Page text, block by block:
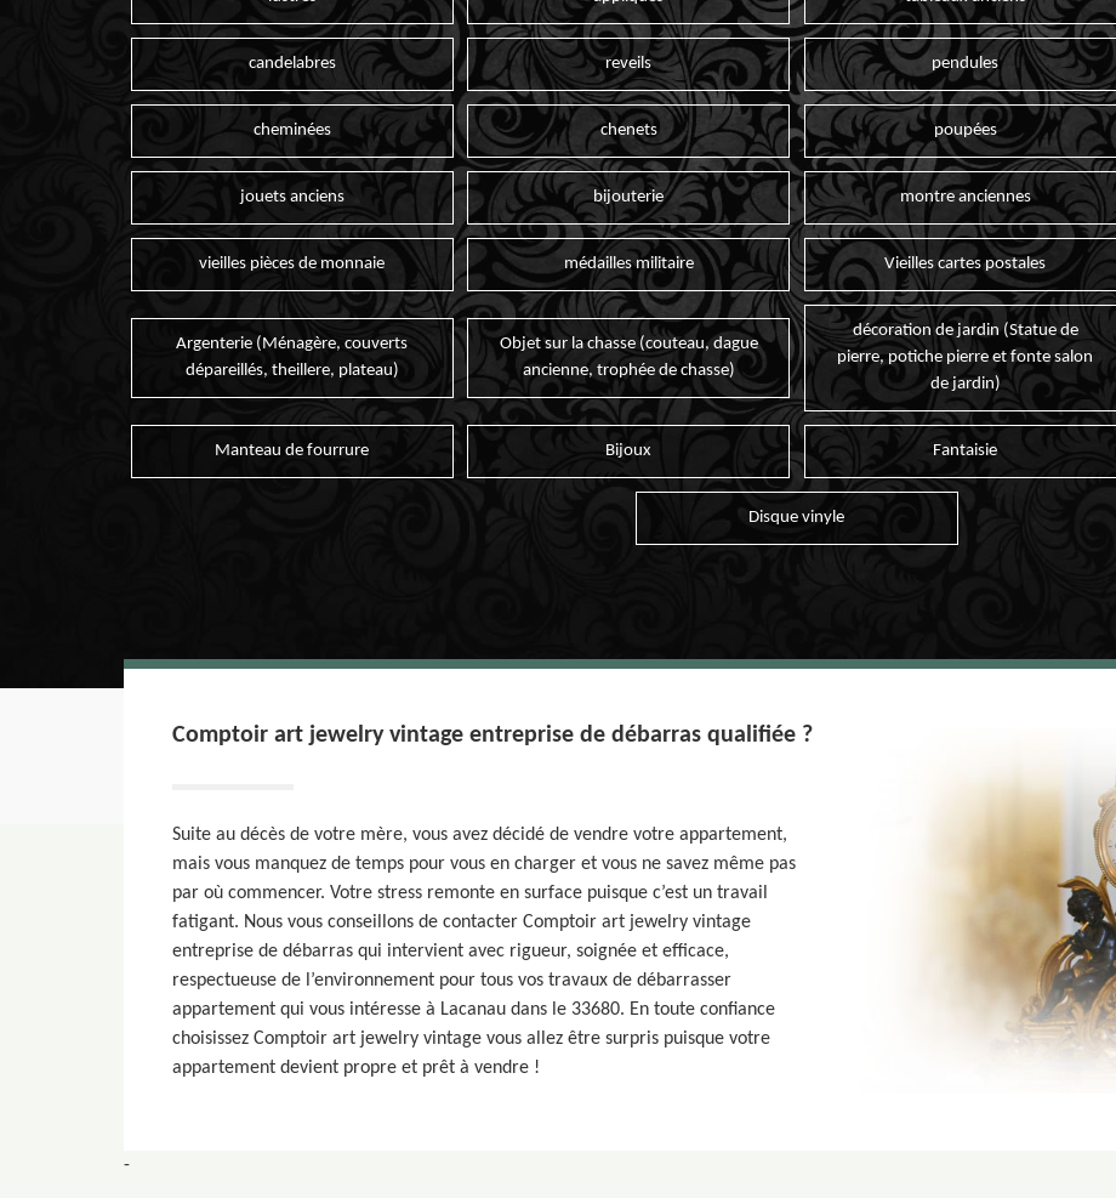
candelabres reveils pendules
cheminées chenets poupées
jouets anciens bijouterie montre anciennes
vieilles pièces de monnaie médailles militaire Vieilles cartes postales
Argenterie (Ménagère, couverts
dépareillés, theillere, plateau)
Objet sur la chasse (couteau, dague
ancienne, trophée de chasse)
décoration de jardin (Statue de
pierre, potiche pierre et fonte salon
de jardin)
Manteau de fourrure Bijoux Fantaisie
Disque vinyle
Comptoir art jewelry vintage entreprise de débarras qualifiée ?
Suite au décès de votre mère, vous avez décidé de vendre votre appartement,
mais vous manquez de temps pour vous en charger et vous ne savez même pas
par où commencer. Votre stress remonte en surface puisque c’est un travail
fatigant. Nous vous conseillons de contacter Comptoir art jewelry vintage
entreprise de débarras qui intervient avec rigueur, soignée et efficace,
respectueuse de l’environnement pour tous vos travaux de débarrasser
appartement qui vous intéresse à Lacanau dans le 33680. En toute confiance
choisissez Comptoir art jewelry vintage vous allez être surpris puisque votre
appartement devient propre et prêt à vendre !
-